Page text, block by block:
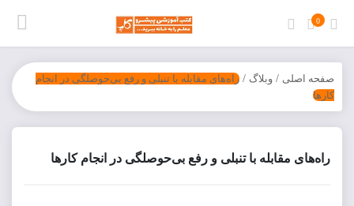
0
صفحه اصلی / وبلاگ / راه‌های مقابله با تنبلی و رفع بی‌حوصلگی در انجام
کارها
راه‌های مقابله با تنبلی و رفع بی‌حوصلگی در انجام کارها